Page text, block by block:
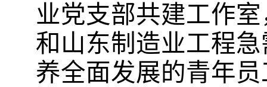
业党支部共建工作
和山东制造业工程
养全面发展的青年